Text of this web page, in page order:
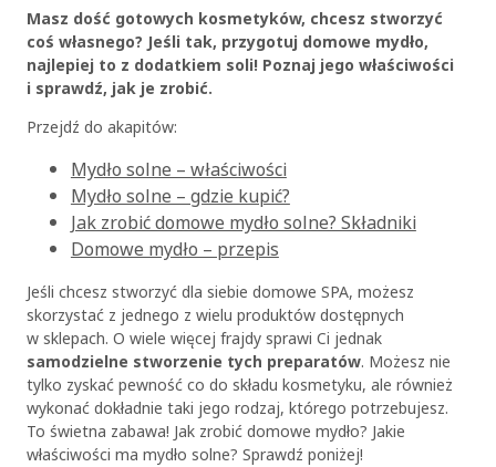
Masz dość gotowych kosmetyków, chcesz stworzyć
coś własnego? Jeśli tak, przygotuj domowe mydło,
najlepiej to z dodatkiem soli! Poznaj jego właściwości
i sprawdź, jak je zrobić.
Przejdź do akapitów:
Mydło solne – właściwości
Mydło solne – gdzie kupić?
Jak zrobić domowe mydło solne? Składniki
Domowe mydło – przepis
Jeśli chcesz stworzyć dla siebie domowe SPA, możesz
skorzystać z jednego z wielu produktów dostępnych
w sklepach. O wiele więcej frajdy sprawi Ci jednak
samodzielne stworzenie tych preparatów. Możesz nie
tylko zyskać pewność co do składu kosmetyku, ale również
wykonać dokładnie taki jego rodzaj, którego potrzebujesz.
To świetna zabawa! Jak zrobić domowe mydło? Jakie
właściwości ma mydło solne? Sprawdź poniżej!